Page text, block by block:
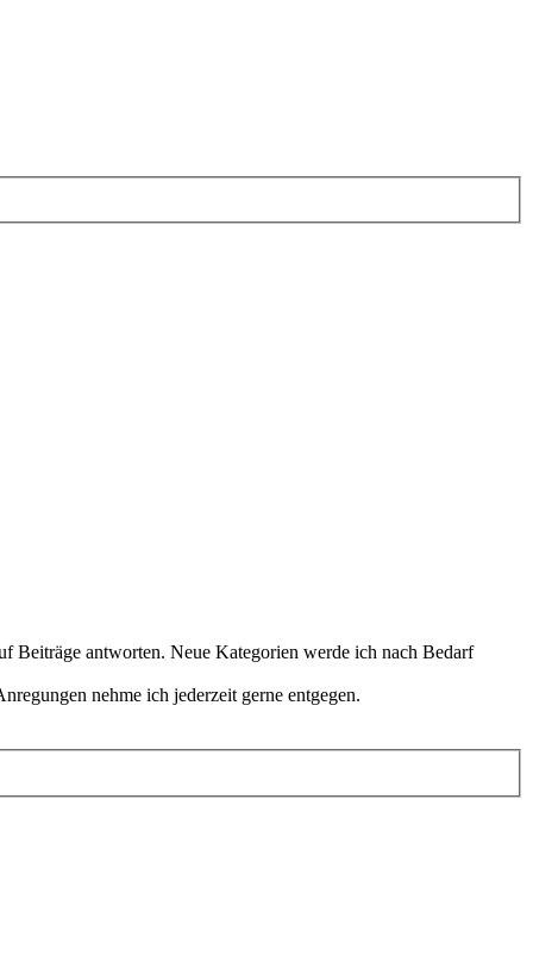
Beiträge antworten. Neue Kategorien werde ich nach Bedarf
nehme ich jederzeit gerne entgegen.